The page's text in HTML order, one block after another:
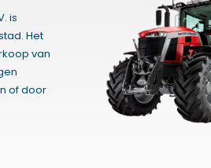
is
Het
van
of door